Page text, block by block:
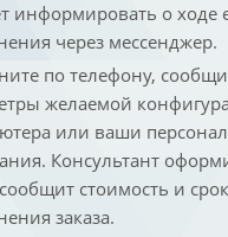
информировать о ходе
через мессенджер.
по телефону,
желаемой
или ваши
Консультант
стоимость и срок
заказа.